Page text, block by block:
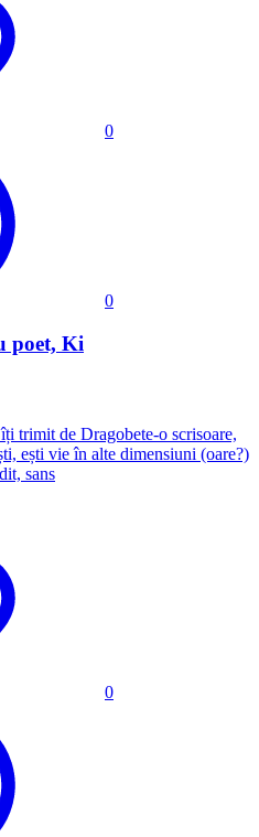
0
0
poet, Ki
trimit de Dragobete-o scrisoare,
ești vie în alte dimensiuni (oare?)
sans
0